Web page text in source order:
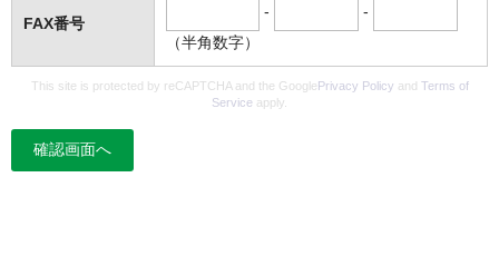
FAX番号
-
-
（半角数字）
This site is protected by reCAPTCHA and the GooglePrivacy Policy and Terms of
Service apply.